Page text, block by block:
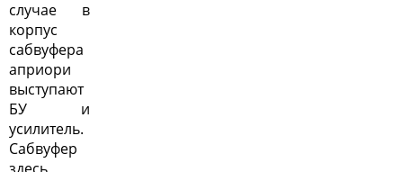
случае в
корпус
сабвуфера
априори
выступают
БУ и
усилитель.
Сабвуфер
здесь